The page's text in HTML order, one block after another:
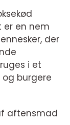
er en nem
der
i et
burgere
aftensmad